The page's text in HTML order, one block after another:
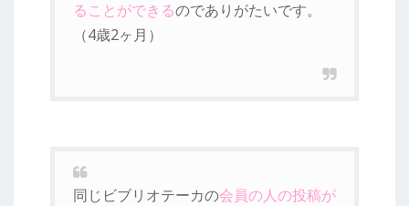
ることができるのでありがたいです。
（4歳2ヶ月）
同じビブリオテーカの会員の人の投稿が